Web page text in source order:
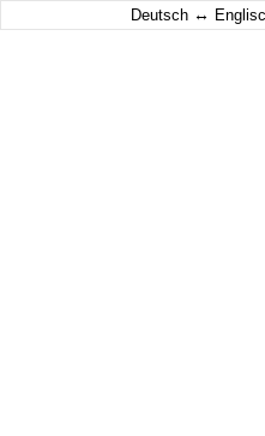
Deutsch ↔